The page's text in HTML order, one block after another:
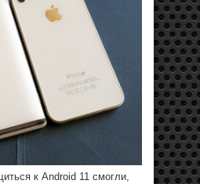
к Android 11 смогли,